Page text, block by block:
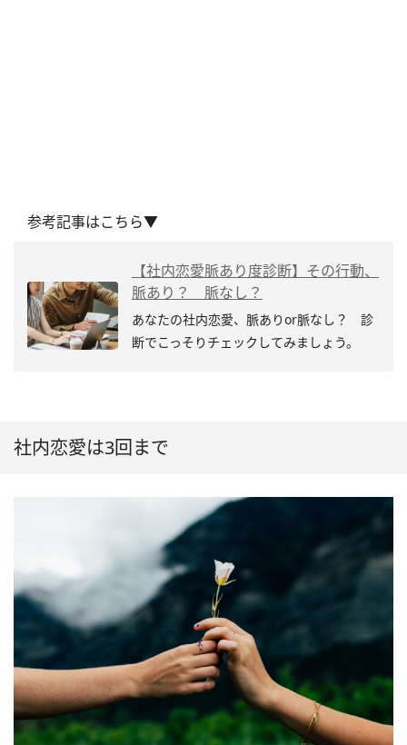
参考記事はこちら▼
【社内恋愛脈あり度診断】その行動、
脈あり？ 脈なし？
あなたの社内恋愛、脈ありor脈なし？ 診
断でこっそりチェックしてみましょう。
社内恋愛は3回まで